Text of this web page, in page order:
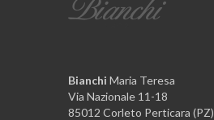
Bianchi Maria Teresa
Via Nazionale 11-18
85012 Corleto Perticara (PZ)